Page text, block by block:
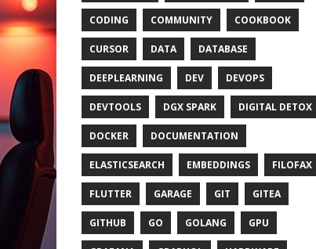
CODING COMMUNITY COOKBOOK
CURSOR DATA DATABASE
DEEPLEARNING DEV DEVOPS
DEVTOOLS DGX SPARK DIGITAL DETOX
DOCKER DOCUMENTATION
ELASTICSEARCH EMBEDDINGS FILOFAX
FLUTTER GARAGE GIT GITEA
GITHUB GO GOLANG GPU